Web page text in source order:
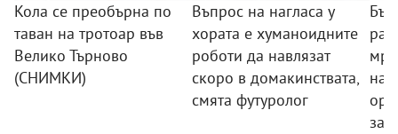
Кола се преобърна по
таван на тротоар във
Велико Търново
(СНИМКИ)
Въпрос на нагласа у
хората е хуманоидните
роботи да навлязат
скоро в домакинствата,
смята футуролог